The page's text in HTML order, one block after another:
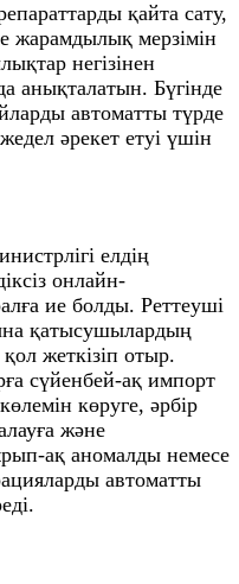
қайта сату,
жарамдылық мерзімін
негізінен
анықталатын. Бүгінде
автоматты түрде
әрекет етуі үшін
елдің
онлайн-
ие болды. Реттеуші
қатысушылардың
жеткізіп отыр.
сүйенбей-ақ импорт
көруге, әрбір
және
ақ аномалды немесе
автоматты